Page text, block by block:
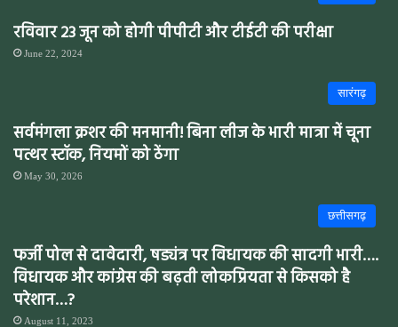
रविवार 23 जून को होगी पीपीटी और टीईटी की परीक्षा
June 22, 2024
सारंगढ़
सर्वमंगला क्रशर की मनमानी! बिना लीज के भारी मात्रा में चूना
पत्थर स्टॉक, नियमों को ठेंगा
May 30, 2026
छत्तीसगढ़
फर्जी पोल से दावेदारी, षड्यंत्र पर विधायक की सादगी भारी….
विधायक और कांग्रेस की बढ़ती लोकप्रियता से किसको है
परेशान…?
August 11, 2023